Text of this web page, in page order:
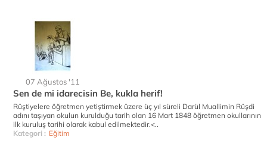
07 Ağustos '11
Sen de mi idarecisin Be, kukla herif!
Rüştiyelere öğretmen yetiştirmek üzere üç yıl süreli Darül Muallimin Rüşdi
adını taşıyan okulun kurulduğu tarih olan 16 Mart 1848 öğretmen okullarının
ilk kuruluş tarihi olarak kabul edilmektedir.<..
Kategori : Eğitim